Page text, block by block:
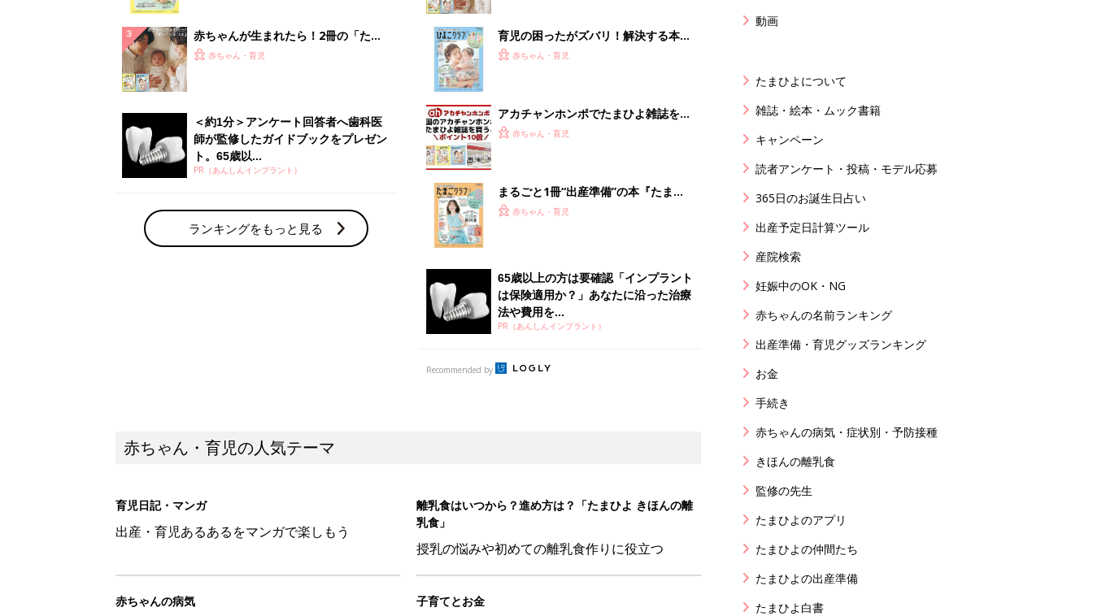
赤ちゃんが生まれたら！2冊の「たま
ひよ」
赤ちゃん・育児
＜約1分＞アンケート回答者へ歯科医
師が監修したガイドブックをプレゼン
ト。65歳以...
PR（あんしんインプラント）
ランキングをもっと見る
育児の困ったがズバリ！解決する本
『ひよこクラブ 夏号』 4カ月～2才
赤ちゃん・育児
アカチャンホンポでたまひよ雑誌を買
うとポイント10倍【期間限定】
赤ちゃん・育児
まるごと1冊“出産準備”の本『たまご
クラブ 夏号』〈スペシャル大特集〉
赤ちゃん・育児
65歳以上の方は要確認「インプラント
は保険適用か？」あなたに沿った治療
法や費用を...
PR（あんしんインプラント）
Recommended by
赤ちゃん・育児の人気テーマ
育児日記・マンガ
出産・育児あるあるをマンガで楽しもう
離乳食はいつから？進め方は？「たまひよ きほんの離
乳食」
授乳の悩みや初めての離乳食作りに役立つ
赤ちゃんの病気 子育てとお金
動画
たまひよについて
雑誌・絵本・ムック書籍
キャンペーン
読者アンケート・投稿・モデル応募
365日のお誕生日占い
出産予定日計算ツール
産院検索
妊娠中のOK・NG
赤ちゃんの名前ランキング
出産準備・育児グッズランキング
お金
手続き
赤ちゃんの病気・症状別・予防接種
きほんの離乳食
監修の先生
たまひよのアプリ
たまひよの仲間たち
たまひよの出産準備
たまひよ白書